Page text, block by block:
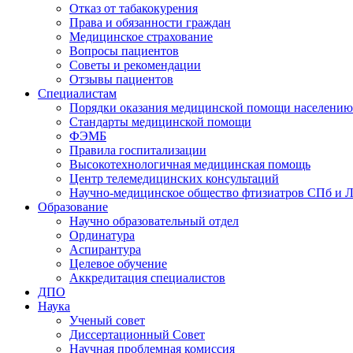
Отказ от табакокурения
Права и обязанности граждан
Медицинское страхование
Вопросы пациентов
Советы и рекомендации
Отзывы пациентов
Специалистам
Порядки оказания медицинской помощи населению
Стандарты медицинской помощи
ФЭМБ
Правила госпитализации
Высокотехнологичная медицинская помощь
Центр телемедицинских консультаций
Научно-медицинское общество фтизиатров СПб и
Образование
Научно образовательный отдел
Ординатура
Аспирантура
Целевое обучение
Аккредитация специалистов
ДПО
Наука
Ученый совет
Диссертационный Совет
Научная проблемная комиссия